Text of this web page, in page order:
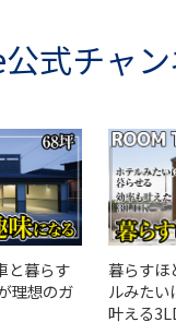
式チャ
と暮らす
理想のガ
暮らすほ
ルみた
叶える